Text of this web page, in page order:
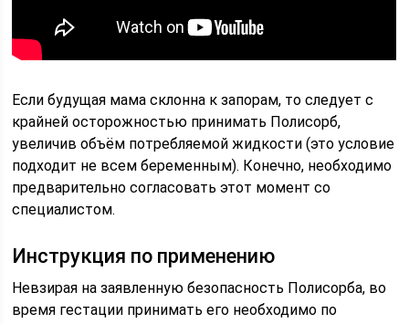
Если будущая мама склонна к запорам, то следует с
крайней осторожностью принимать Полисорб,
увеличив объём потребляемой жидкости (это условие
подходит не всем беременным). Конечно, необходимо
предварительно согласовать этот момент со
специалистом.
Инструкция по применению
Невзирая на заявленную безопасность Полисорба, во
время гестации принимать его необходимо по